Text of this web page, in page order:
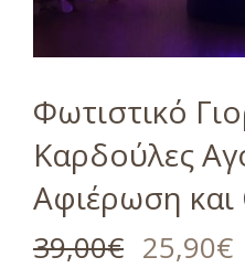
Φωτιστικό
Καρδούλες
Αφιέρωση
39,00€ 25,90€